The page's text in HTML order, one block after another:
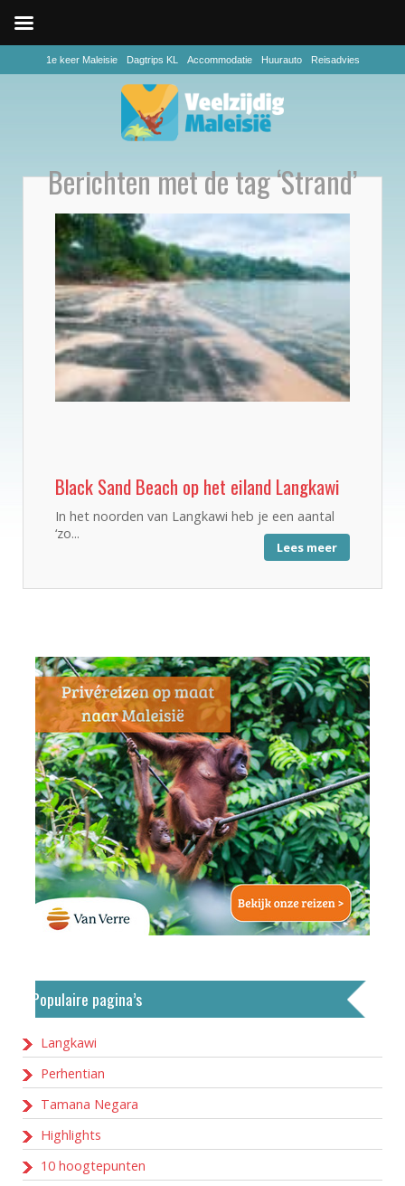
1e keer Maleisie Dagtrips KL Accommodatie Huurauto Reisadvies
Berichten met de tag ‘Strand’
Black Sand Beach op het eiland Langkawi
In het noorden van Langkawi heb je een aantal
‘zo...
Lees meer
Populaire pagina’s
Langkawi
Perhentian
Tamana Negara
Highlights
10 hoogtepunten